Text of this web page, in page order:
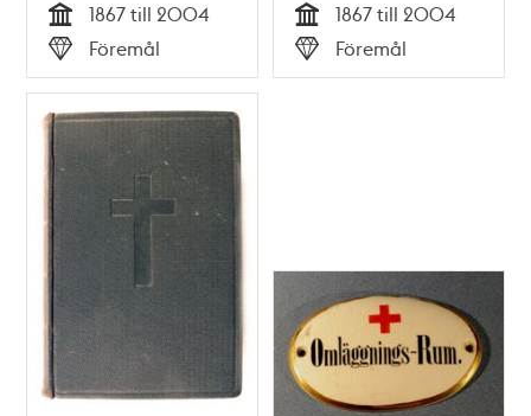
Tid
1867 till 2004
Typ
Föremål Tid
1867 till 2004
Typ
Föremål